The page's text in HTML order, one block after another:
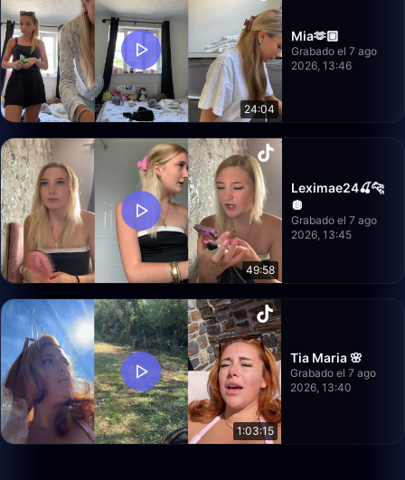
24:04
Mia🫶🏼
Grabado el 7 ago
2026, 13:46
49:58
Leximae24🍒🐆
🪩
Grabado el 7 ago
2026, 13:45
1:03:15
Tia Maria 🌸
Grabado el 7 ago
2026, 13:40